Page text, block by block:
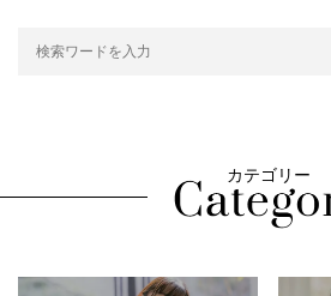
カテゴリー